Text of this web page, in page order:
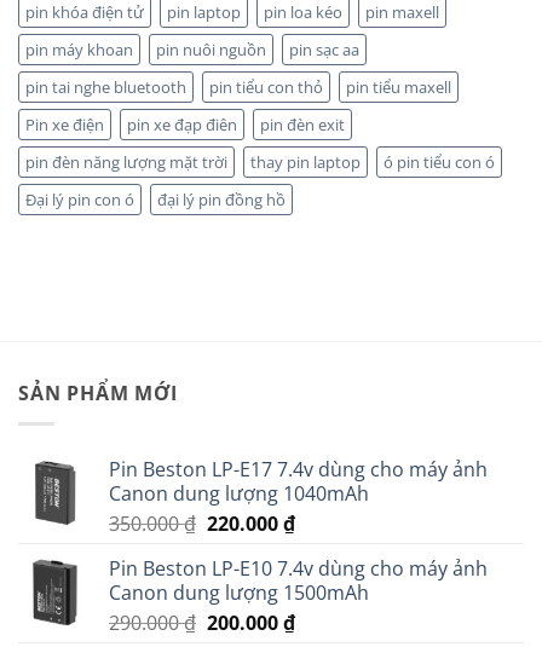
pin khóa điện tử pin laptop pin loa kéo
pin maxell
pin máy khoan
pin nuôi nguồn
pin sạc aa
pin tai nghe bluetooth
pin tiểu con thỏ
pin tiểu maxell
Pin xe điện
pin xe đạp điên
pin đèn exit
pin đèn năng lượng mặt trời
thay pin laptop
ó pin tiểu con ó
Đại lý pin con ó
đại lý pin đồng hồ
SẢN PHẨM MỚI
Pin Beston LP-E17 7.4v dùng cho máy ảnh
Canon dung lượng 1040mAh
350.000₫ Giá
là:
350.000 ₫.
220.000₫Giá
tại
là:
220.000 ₫.
Pin Beston LP-E10 7.4v dùng cho máy ảnh
Canon dung lượng 1500mAh
290.000₫ Giá
200.000₫Giá